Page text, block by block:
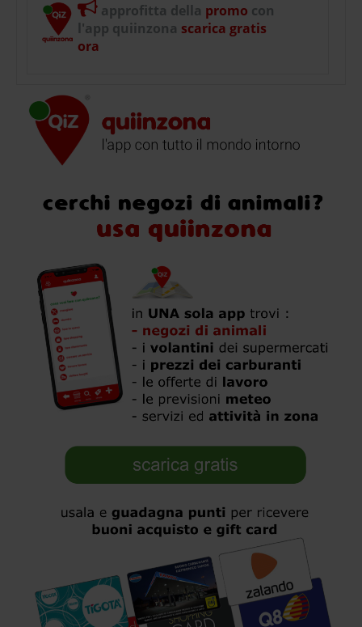
approfitta della promo con
l'app quiinzona scarica gratis
ora